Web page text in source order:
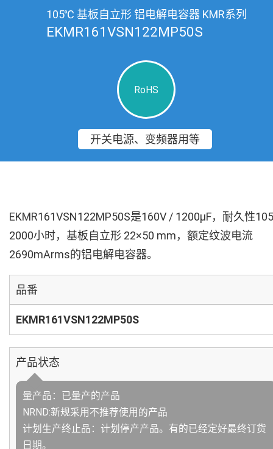
105℃ 基板自立形 铝电解电容器 KMR系列
EKMR161VSN122MP50S
RoHS
开关电源、变频器用等
EKMR161VSN122MP50S是160V / 1200µF，耐久性
2000小时，基板自立形 22×50 mm，额定纹波电流
2690mArms的铝电解电容器。
品番
EKMR161VSN122MP50S
产品状态
量产品：已量产的产品
NRND:新规采用不推荐使用的产品
计划生产终止品：计划停产产品。有的已经定好最终订货
日期。